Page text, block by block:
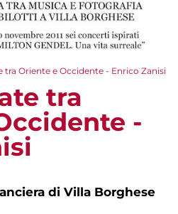
tra Oriente e Occidente - Enrico Zanisi
tra
-
di Villa Borghese